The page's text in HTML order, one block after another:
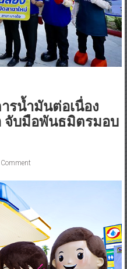
รน้ำมันต่อเนื่อง
จับมือพันธมิตรมอบ